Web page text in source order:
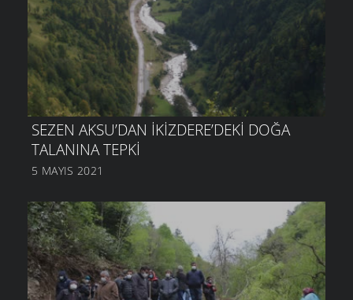
SEZEN AKSU’DAN İKIZDERE’DEKI DOĞA
TALANINA TEPKI
5 MAYIS 2021